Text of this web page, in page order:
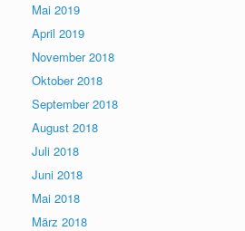
Mai 2019
April 2019
November 2018
Oktober 2018
September 2018
August 2018
Juli 2018
Juni 2018
Mai 2018
März 2018